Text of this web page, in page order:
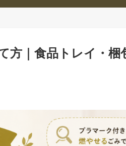
方｜食品トレイ・